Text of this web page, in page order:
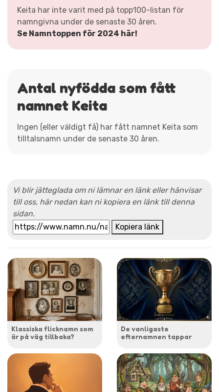
Keita har inte varit med på topp100-listan för
namngivna under de senaste 30 åren.
Se Namntoppen för 2024 här!
Antal nyfödda som fått
namnet Keita
Ingen (eller väldigt få) har fått namnet Keita som
tilltalsnamn under de senaste 30 åren.
Vi blir jätteglada om ni lämnar en länk eller hänvisar
till oss, här nedan kan ni kopiera en länk till denna
sidan.
Kopiera länk
Klassiska flicknamn som
är på väg tillbaka?
De vanligaste
efternamnen tappar